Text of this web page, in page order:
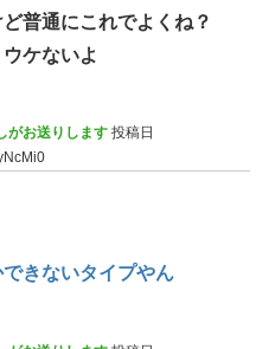
普通にこれでよくね？
ケないよ
がお送りします 投稿日
きないタイプやん